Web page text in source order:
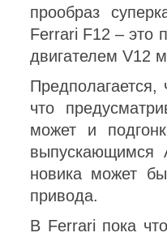
прообраз
Ferrari F12 – это
двигателем V12
что
может и
выпускающимся
новика может
привода.
В Ferrari пока